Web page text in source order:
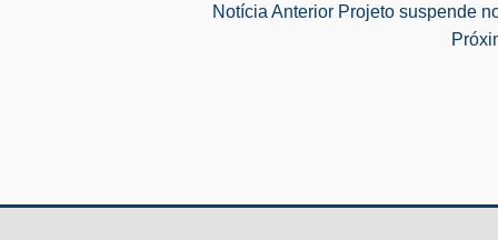
Notícia Anterior Projeto suspende